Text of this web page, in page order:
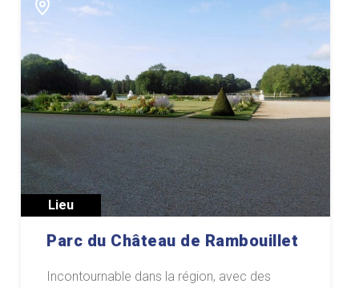
Lieu
Parc du Château de Rambouillet
Incontournable dans la région, avec des